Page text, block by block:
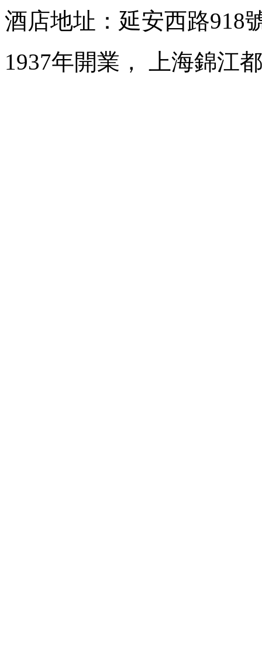
酒店地址：延安西路918
1937年開業， 上海錦